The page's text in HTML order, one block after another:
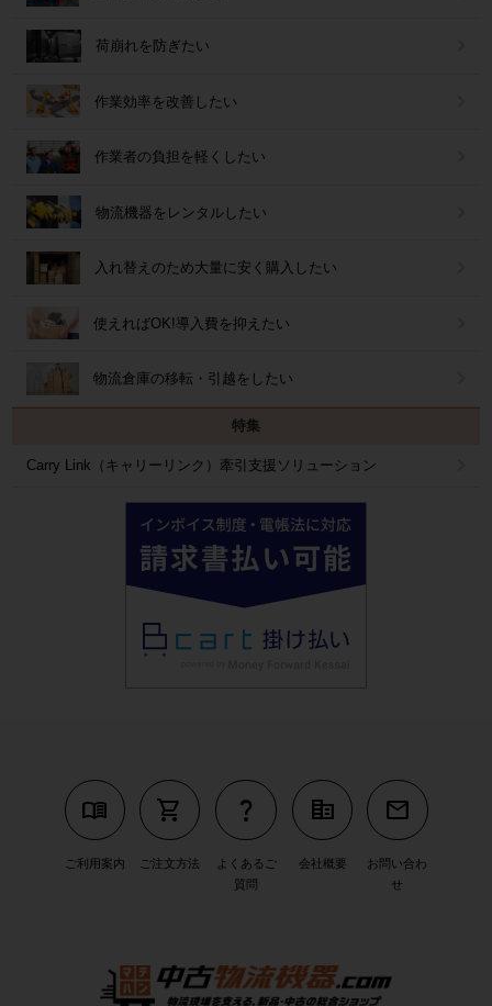
荷崩れを防ぎたい
作業効率を改善したい
作業者の負担を軽くしたい
物流機器をレンタルしたい
入れ替えのため大量に安く購入したい
使えればOK!導入費を抑えたい
物流倉庫の移転・引越をしたい
特集
Carry Link（キャリーリンク）牽引支援ソリューション
menu_book
ご利用案内
shopping_cart
ご注文方法
question_mark
よくあるご
質問
corporate_fare
会社概要
mail
お問い合わ
せ